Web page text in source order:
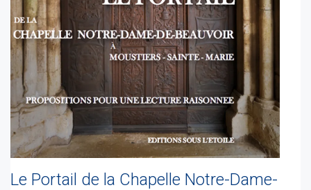
Le Portail de la Chapelle Notre-Dame-